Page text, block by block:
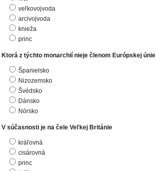
veľkovojvoda
arcivojvoda
knieža
princ
Ktorá z týchto monarchií nieje členom Európskej únie
Španielsko
Nizozemsko
Švédsko
Dánsko
Nórsko
V súčasnosti je na čele Veľkej Británie
kráľovná
cisárovná
princ